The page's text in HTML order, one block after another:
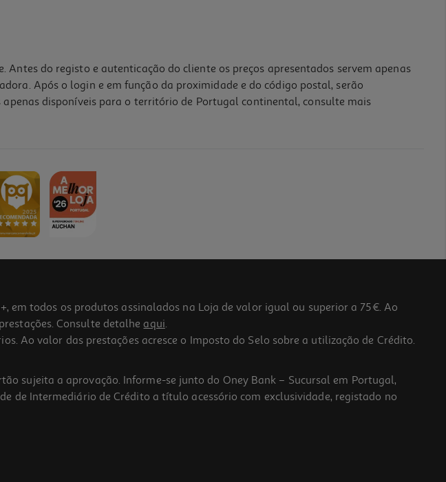
do registo e autenticação do cliente os preços apresentados servem apenas
Após o login e em função da proximidade e do código postal, serão
disponíveis para o território de Portugal continental, consulte mais
em todos os produtos assinalados na Loja de valor igual ou superior a 75€. Ao
Consulte detalhe aqui.
Ao valor das prestações acresce o Imposto do Selo sobre a utilização de Crédito.
sujeita a aprovação. Informe-se junto do Oney Bank – Sucursal em Portugal,
de Intermediário de Crédito a título acessório com exclusividade, registado no